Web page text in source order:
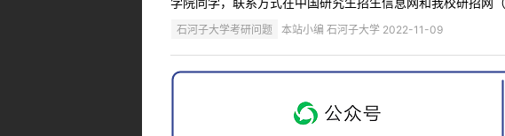
石河子大学考研问题 本站小编 石河子大学 2022-11-09